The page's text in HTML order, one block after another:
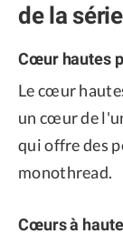
de la
Cœur hautes
Le cœur
un cœur de
qui offre des
monothread.
Cœurs à